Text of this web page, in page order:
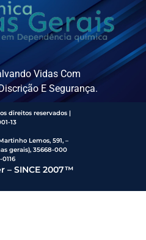
Vidas Com
E Segurança.
direitos reservados |
13
Lemos, 591, –
gerais), 35668-000
– SINCE 2007™